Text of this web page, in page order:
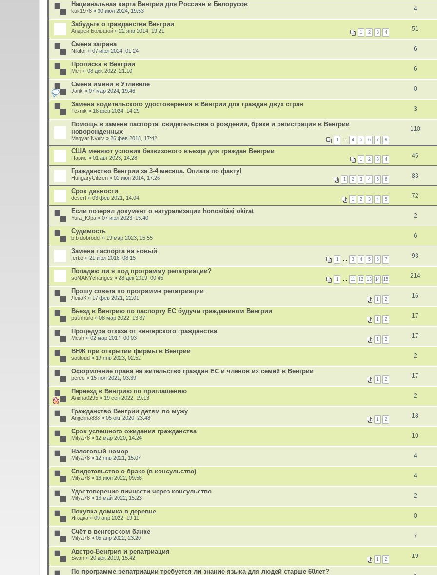
Нацианальная карта Венгрии для Россиян и Белорусов
kuk1978 » 30 июл 2024, 19:53 4
Забудьте о гражданстве Венгрии
1 2 3 4
Андрей Большой » 22 янв 2014, 19:21 51
Смена заграна
Nikifor » 07 июл 2024, 01:24 6
Прописка в Венгрии
Meri » 08 дек 2022, 21:10 6
Смена имени в Утлевеле
Jarik » 07 мар 2024, 19:46 0
Замена водительского удостоверения в Венгрии для граждан двух стран
Texnik » 18 фев 2024, 14:29 3
Помощь в замене паспорта, свидетельства о рождении, браке и регистрация в Венгрии
новорожденных
1 … 4 5 6 7 8
Magyar Nyelv » 26 фев 2018, 17:42
110
США меняют условия безвизового въезда для граждан Венгрии
1 2 3 4
Парис » 01 авг 2023, 14:28 45
Гражданство Венгрии за 3-4 месяца. Оплата по факту!
1 2 3 4 5 6
HungaryCitizen » 02 июн 2014, 17:26 83
Срок давности
1 2 3 4 5
desert » 03 фев 2021, 14:04 72
Если потерял документ о натурализации honosítási okirat
Yura_Юра » 07 июл 2023, 15:40 2
Судимость
b.b.dobrodel » 19 мар 2023, 15:55 6
Замена паспорта на новый
1 … 3 4 5 6 7
ferko » 21 июл 2018, 08:15 93
Попадаю ли я под программу репатриации?
1 … 11 12 13 14 15
soMANYchanges » 28 дек 2019, 00:45 214
Прошу совета по программе репатриации
1 2
ЛенаК » 17 фев 2021, 22:01 16
Вьезд в Венгрию по паспорту ЕС будучи гражданином Венгрии
1 2
putinhuilo » 08 мар 2022, 13:37 17
Процедура отказа от венгерского гражданства
1 2
Mesh » 02 мар 2017, 00:03 17
ВНЖ при открытии фирмы в Венгрии
souloud » 19 янв 2023, 02:52 2
Оформление права на жительство граждан ЕС и членов их семей в Венгрии
1 2
perec » 15 ноя 2021, 03:39 17
Переезд в Венгрию по приглашению
Алина0295 » 19 сен 2022, 19:13 2
Гражданство Венгрии детям по мужу
1 2
Angelina888 » 05 окт 2020, 23:48 18
Срок успешного ожидания гражданства
Mitya78 » 12 мар 2020, 14:24 10
Налоговый номер
Mitya78 » 12 янв 2021, 15:07 4
Свидетельство о браке (в консульстве)
Mitya78 » 16 июн 2022, 09:56 4
Удостоверение личности через консульство
Mitya78 » 16 май 2022, 15:23 2
Покупка домика в деревне
Ягодка » 09 апр 2022, 19:11 0
Счёт в венгерском банке
Mitya78 » 05 апр 2022, 23:20 7
Австро-Венгрия и репатриация
1 2
Swan » 20 дек 2019, 15:42 19
По программе репатриации требуется ли знание языка для людей старше 60лет?